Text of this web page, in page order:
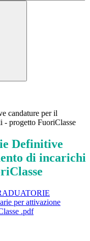
candature per il
progetto FuoriClasse
Definitive
di incarichi
per attivazione
.pdf